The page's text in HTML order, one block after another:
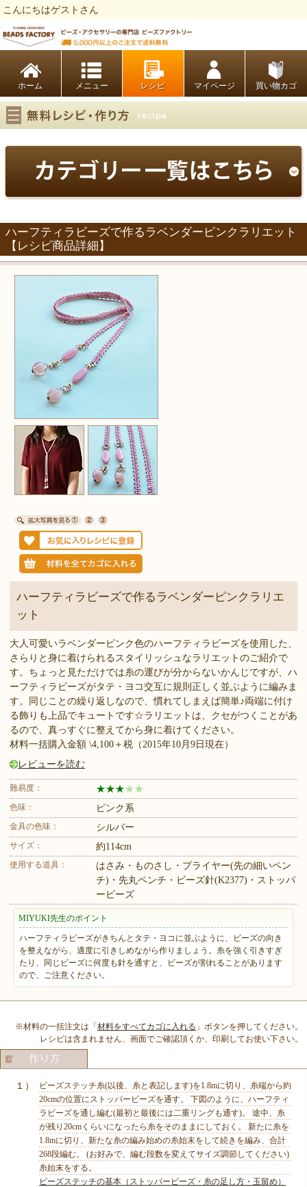
こんにちはゲストさん
ホーム レシピ マイページ 買い物カゴ
ハーフティラビーズで作るラベンダーピンクラリエット
【レシピ商品詳細】
ハーフティラビーズで作るラベンダーピンクラリエ
ット
大人可愛いラベンダーピンク色のハーフティラビーズを使用した、
さらりと身に着けられるスタイリッシュなラリエットのご紹介で
す。ちょっと見ただけでは糸の運びが分からないかんじですが、ハ
ーフティラビーズがタテ・ヨコ交互に規則正しく並ぶように編みま
す。同じことの繰り返しなので、慣れてしまえば簡単♪両端に付け
る飾りも上品でキュートです☆ラリエットは、クセがつくことがあ
るので、真っすぐに整えてから身に着けてください。
材料一括購入金額 \4,100＋税（2015年10月9日現在）
レビューを読む
難易度： ★★★ ★ ★
色味： ピンク系
金具の色味： シルバー
サイズ： 約114cm
使用する道具：
はさみ・ものさし・プライヤー(先の細いペン
チ)・先丸ペンチ・ビーズ針(K2377)・ストッパ
ービーズ
MIYUKI先生のポイント
ハーフティラビーズがきちんとタテ・ヨコに並ぶように、ビーズの向き
を整えながら、適度に引きしめながら作りましょう。糸を強く引きすぎ
たり、同じビーズに何度も針を通すと、ビーズが割れることがあります
ので、ご注意ください。
※材料の一括注文は「材料をすべてカゴに入れる 」ボタンを押してください。
レシピは含まれません、画面でご確認頂くか、印刷してお使い下さい。
１）
ビーズステッチ糸(以後、糸と表記します)を1.8mに切り、糸端から約
20cmの位置にストッパービーズを通す。 下図のように、ハーフティ
ラビーズを通し編む(最初と最後には二重リングも通す)。 途中、糸
が残り20cmくらいになったら糸をそのままにしておく。 新たに糸を
1.8mに切り、新たな糸の編み始めの糸始末をして続きを編み、合計
268段編む。 (お好みで、編む段数を変えてサイズ調節してください)
糸始末をする。
ビーズステッチの基本（ストッパービーズ・糸の足し方・玉留め）